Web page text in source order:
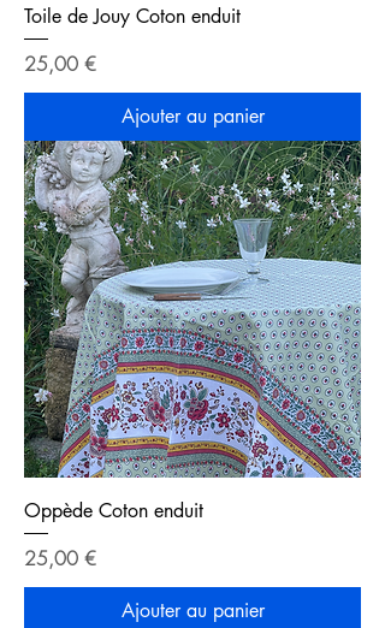
Toile de Jouy Coton enduit
Prix
25,00 €
Ajouter au panier
Oppède Coton enduit
Prix
25,00 €
Ajouter au panier